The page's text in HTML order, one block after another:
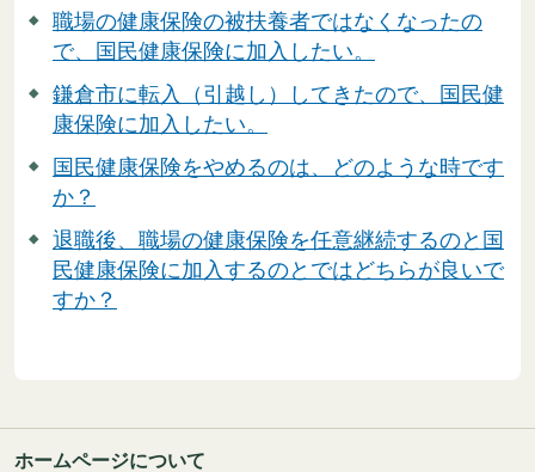
職場の健康保険の被扶養者ではなくなったの
で、国民健康保険に加入したい。
鎌倉市に転入（引越し）してきたので、国民健
康保険に加入したい。
国民健康保険をやめるのは、どのような時です
か？
退職後、職場の健康保険を任意継続するのと国
民健康保険に加入するのとではどちらが良いで
すか？
ホームページについて